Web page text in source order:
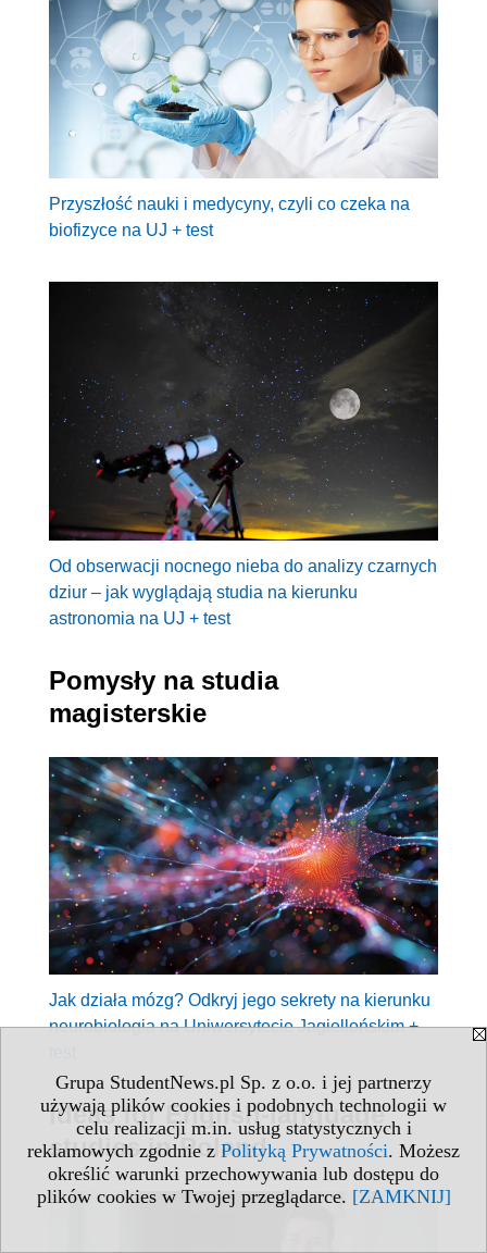
Grupa StudentNews.pl Sp. z o.o. i jej partnerzy
używają plików cookies i podobnych technologii w
celu realizacji m.in. usług statystycznych i
reklamowych zgodnie z Polityką Prywatności. Możesz
określić warunki przechowywania lub dostępu do
plików cookies w Twojej przeglądarce. [ZAMKNIJ]
Przyszłość nauki i medycyny, czyli co czeka na
biofizyce na UJ + test
Od obserwacji nocnego nieba do analizy czarnych
dziur – jak wyglądają studia na kierunku
astronomia na UJ + test
Pomysły na studia
magisterskie
Jak działa mózg? Odkryj jego sekrety na kierunku
neurobiologia na Uniwersytecie Jagiellońskim +
Ideas for English-language
studies in Poland